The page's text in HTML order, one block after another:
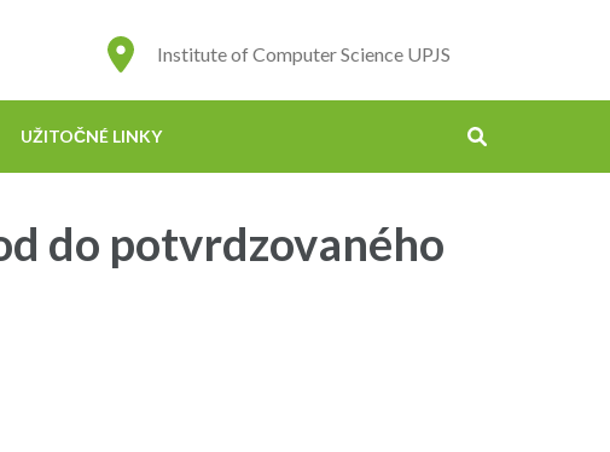
Institute of Computer Science UPJS
UŽITOČNÉ LINKY
do potvrdzovaného